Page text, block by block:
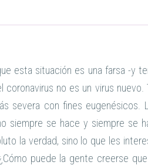
esta situación es una farsa -y
coronavirus no es un virus
severa con fines
siempre se hace y siempre se
la verdad, sino lo que les
puede la gente creerse